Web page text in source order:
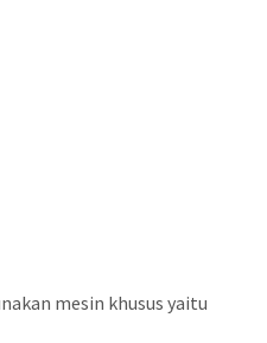
mesin khusus yaitu